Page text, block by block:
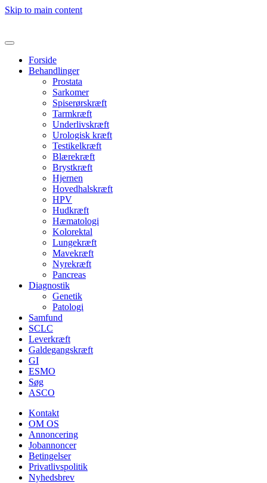
Skip to main content
Forside
Behandlinger
Prostata
Sarkomer
Spiserørskræft
Tarmkræft
Underlivskræft
Urologisk kræft
Testikelkræft
Blærekræft
Brystkræft
Hjernen
Hovedhalskræft
HPV
Hudkræft
Hæmatologi
Kolorektal
Lungekræft
Mavekræft
Nyrekræft
Pancreas
Diagnostik
Genetik
Patologi
Samfund
SCLC
Leverkræft
Galdegangskræft
GI
ESMO
Søg
ASCO
Kontakt
OM OS
Annoncering
Jobannoncer
Betingelser
Privatlivspolitik
Nyhedsbrev